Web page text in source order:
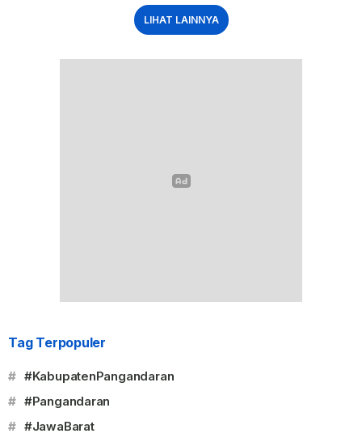
LIHAT LAINNYA
Tag Terpopuler
# #KabupatenPangandaran
# #Pangandaran
# #JawaBarat